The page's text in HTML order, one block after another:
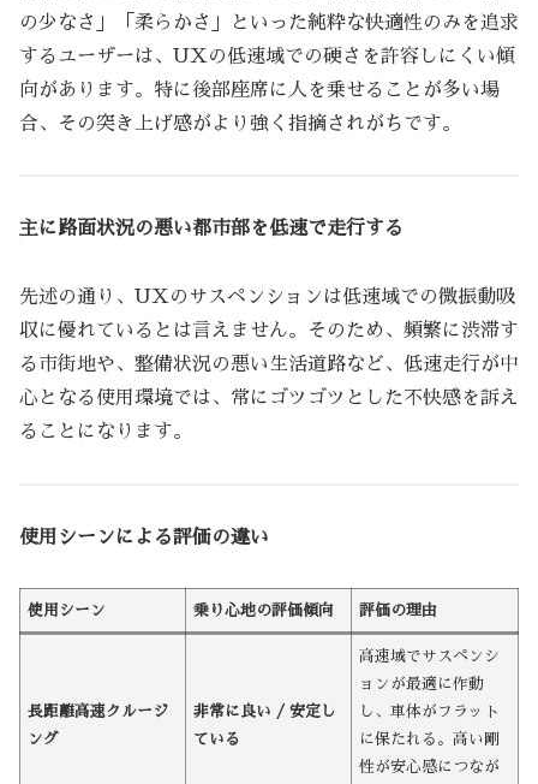
の少なさ」「柔らかさ」といった純粋な快適性のみを追求
するユーザーは、UXの低速域での硬さを許容しにくい傾
向があります。特に後部座席に人を乗せることが多い場
合、その突き上げ感がより強く指摘されがちです。
主に路面状況の悪い都市部を低速で走行する
先述の通り、UXのサスペンションは低速域での微振動吸
収に優れているとは言えません。そのため、頻繁に渋滞す
る市街地や、整備状況の悪い生活道路など、低速走行が中
心となる使用環境では、常にゴツゴツとした不快感を訴え
ることになります。
使用シーンによる評価の違い
使用シーン 乗り心地の評価傾向 評価の理由
長距離高速クルージ
ング
非常に良い / 安定し
ている
高速域でサスペンシ
ョンが最適に作動
し、車体がフラット
に保たれる。高い剛
性が安心感につなが